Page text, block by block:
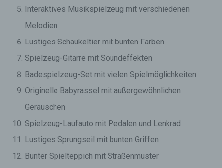
Interaktives Musikspielzeug mit verschiedenen
Melodien
Lustiges Schaukeltier mit bunten Farben
Spielzeug-Gitarre mit Soundeffekten
Badespielzeug-Set mit vielen Spielmöglichkeiten
Originelle Babyrassel mit außergewöhnlichen
Geräuschen
Spielzeug-Laufauto mit Pedalen und Lenkrad
Lustiges Sprungseil mit bunten Griffen
Bunter Spielteppich mit Straßenmuster